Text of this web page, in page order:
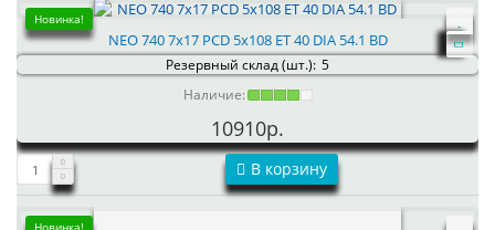
Новинка!
NEO 740 7x17 PCD 5x108 ET 40 DIA 54.1 BD
Резервный склад (шт.): 5
Наличие:
10910р.
В корзину
Новинка!